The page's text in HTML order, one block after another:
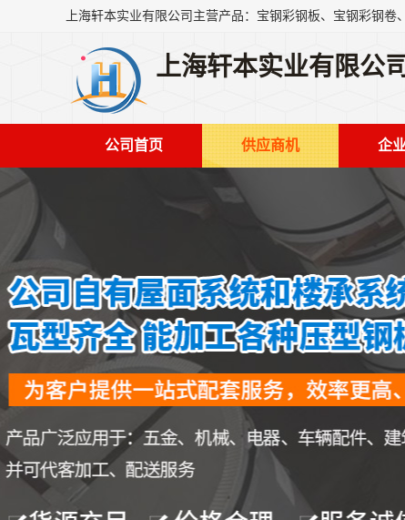
上海轩本实业有限公司
公司首页 供应商机 企